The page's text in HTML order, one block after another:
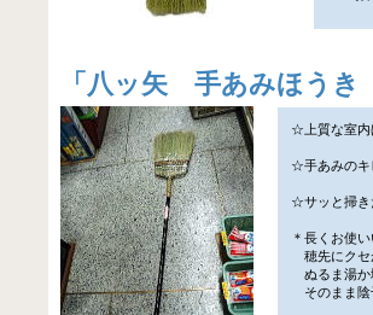
「 八ッ矢 手あみほうき
☆上質な室内
☆手あみのキ
☆サッと掃き
＊長くお使
穂先にクセ
ぬるま湯か
そのまま陰